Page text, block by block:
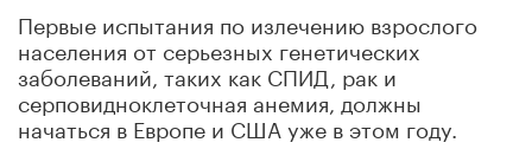
Первые испытания по излечению взрослого
населения от серьезных генетических
заболеваний, таких как СПИД, рак и
серповидноклеточная анемия, должны
начаться в Европе и США уже в этом году.